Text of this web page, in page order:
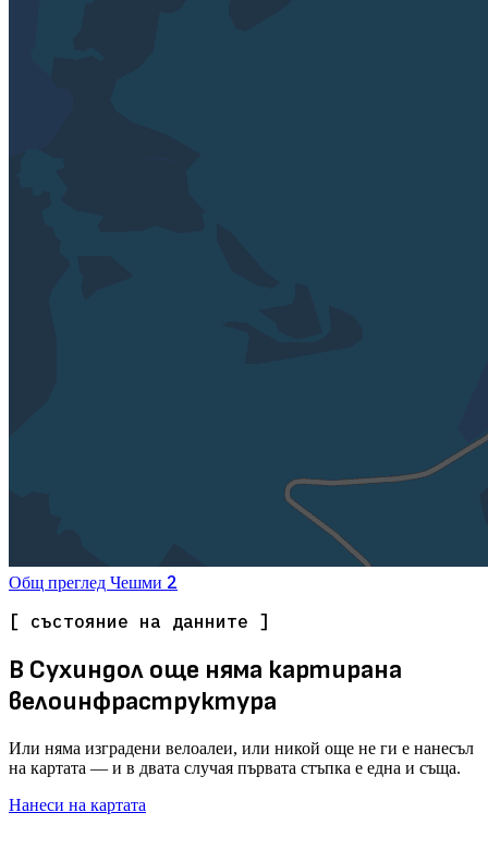
Общ преглед Чешми 2
[ състояние на данните ]
В Сухиндол още няма картирана
велоинфраструктура
Или няма изградени велоалеи, или никой още не ги е нанесъл
на картата — и в двата случая първата стъпка е една и съща.
Нанеси на картата